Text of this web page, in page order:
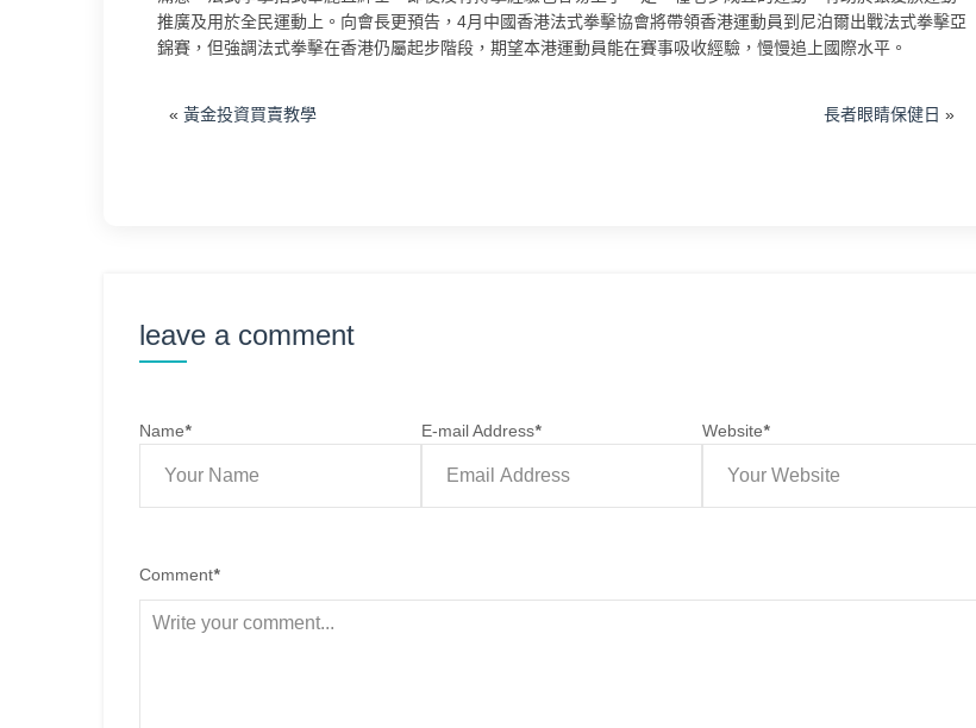
推廣及用於全民運動上。向會長更預告，4月中國香港法式拳擊協會將帶領香港運動員到尼泊爾出戰法式拳擊亞
錦賽，但強調法式拳擊在香港仍屬起步階段，期望本港運動員能在賽事吸收經驗，慢慢追上國際水平。
« 黃金投資買賣教學 長者眼睛保健日 »
leave a comment
Name* E-mail Address* Website*
Comment*